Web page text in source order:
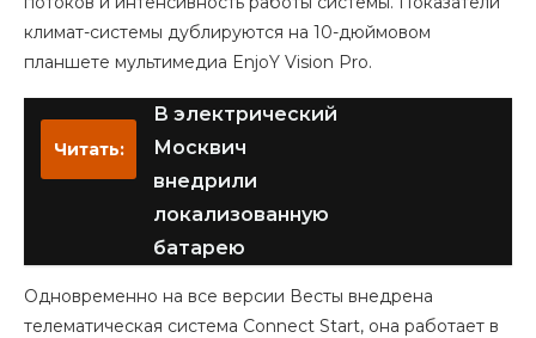
климат-системы дублируются на 10-дюймовом
планшете мультимедиа EnjoY Vision Pro.
Читать:
В электрический
Москвич
внедрили
локализованную
батарею
Одновременно на все версии Весты внедрена
телематическая система Connect Start, она работает в